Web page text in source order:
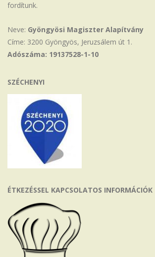
fordítunk.
Neve: Gyöngyösi Magiszter Alapítvány
Címe: 3200 Gyöngyös, Jeruzsálem út 1.
Adószáma: 19137528-1-10
SZÉCHENYI
ÉTKEZÉSSEL KAPCSOLATOS INFORMÁCIÓK